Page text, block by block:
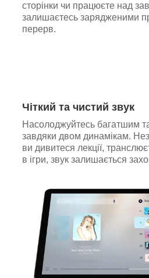
сторінки чи працюєте над
залишаєтесь зарядженими
перерв.
Чіткий та чистий звук
Насолоджуйтесь багатшим
завдяки двом динамікам.
ви дивитеся лекції,
в ігри, звук залишається